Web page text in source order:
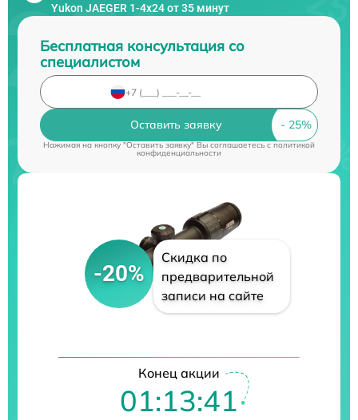
Yukon JAEGER 1-4x24 от 35 минут
Бесплатная консультация со
специалистом
Оставить заявку
Нажимая на кнопку "Оставить заявку" Вы соглашаетесь cполитикой
конфиденциальности
-20%
Скидка по
предварительной
записи на сайте
Конец акции
01:13:40